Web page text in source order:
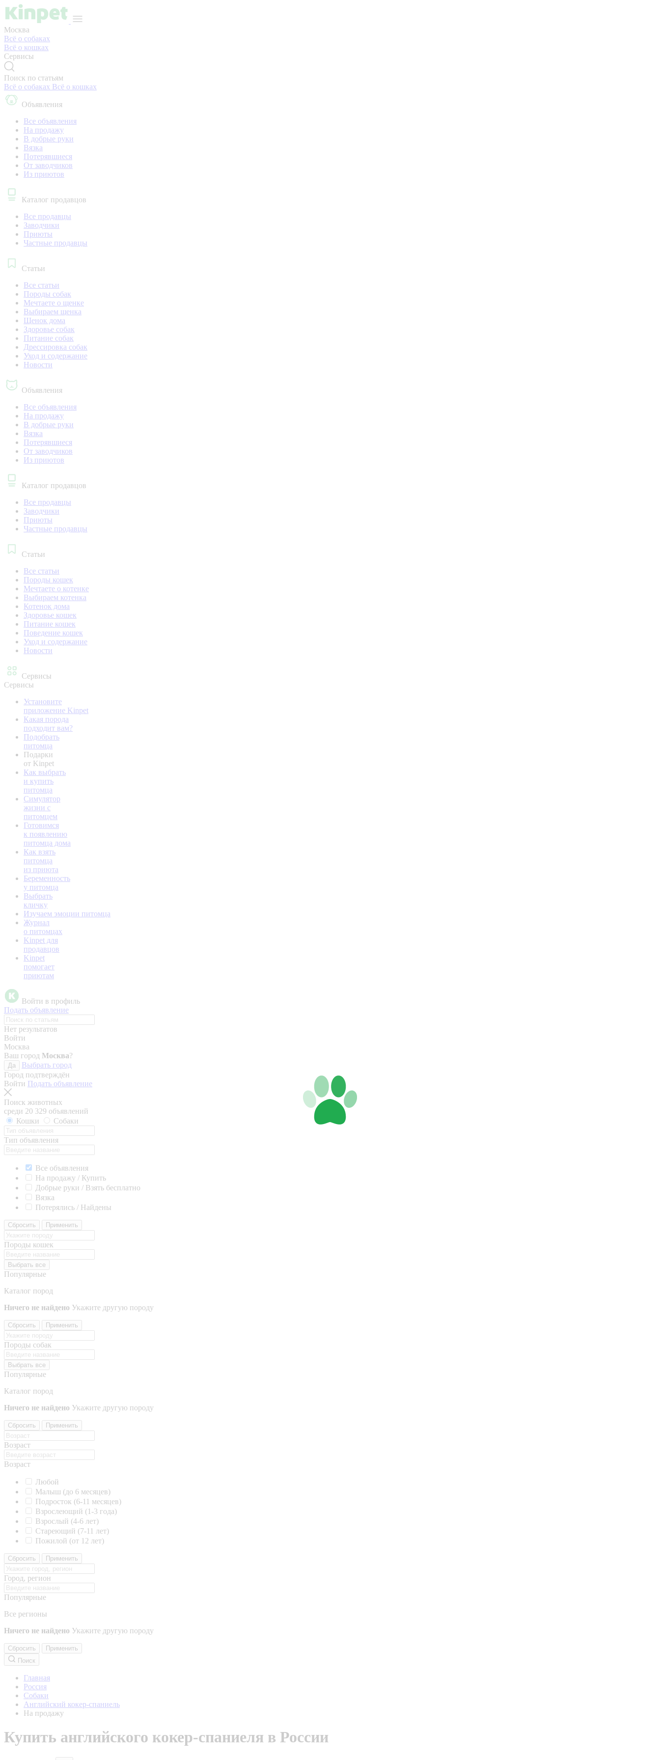
Москва
Всё о собаках
Всё о кошках
Сервисы
Поиск по статьям
Всё о собаках Всё о кошках
Объявления
Все объявления
На продажу
В добрые руки
Вязка
Потерявшиеся
От заводчиков
Из приютов
Каталог продавцов
Все продавцы
Заводчики
Приюты
Частные продавцы
Статьи
Все статьи
Породы собак
Мечтаете о щенке
Выбираем щенка
Щенок дома
Здоровье собак
Питание собак
Дрессировка собак
Уход и содержание
Новости
Объявления
Все объявления
На продажу
В добрые руки
Вязка
Потерявшиеся
От заводчиков
Из приютов
Каталог продавцов
Все продавцы
Заводчики
Приюты
Частные продавцы
Статьи
Все статьи
Породы кошек
Мечтаете о котенке
Выбираем котенка
Котенок дома
Здоровье кошек
Питание кошек
Поведение кошек
Уход и содержание
Новости
Сервисы
Сервисы
Установите
приложение Kinpet
Какая порода
подходит вам?
Подобрать
питомца
Подарки
от Kinpet
Как выбрать
и купить
питомца
Симулятор
жизни с
питомцем
Готовимся
к появлению
питомца дома
Как взять
питомца
из приюта
Беременность
у питомца
Выбрать
кличку
Изучаем эмоции питомца
Журнал
о питомцах
Kinpet для
продавцов
Kinpet
помогает
приютам
Войти в профиль
Подать объявление
Нет результатов
Войти
Москва
Ваш город Москва?
Да
Выбрать город
Город подтверждён
Войти Подать объявление
Поиск животных
среди 20 329 объявлений
Кошки
Собаки
Тип объявления
Все объявления
На продажу / Купить
Добрые руки / Взять бесплатно
Вязка
Потерялись / Найдены
Сбросить Применить
Породы кошек
Выбрать все
Популярные
Каталог пород
Ничего не найдено Укажите другую породу
Сбросить Применить
Породы собак
Выбрать все
Популярные
Каталог пород
Ничего не найдено Укажите другую породу
Сбросить Применить
Возраст
Возраст
Любой
Малыш (до 6 месяцев)
Подросток (6-11 месяцев)
Взрослеющий (1-3 года)
Взрослый (4-6 лет)
Стареющий (7-11 лет)
Пожилой (от 12 лет)
Сбросить Применить
Город, регион
Популярные
Все регионы
Ничего не найдено Укажите другую породу
Сбросить
Применить
Поиск
Главная
Россия
Собаки
Английский кокер-спаниель
На продажу
Купить английского кокер-спаниеля в России